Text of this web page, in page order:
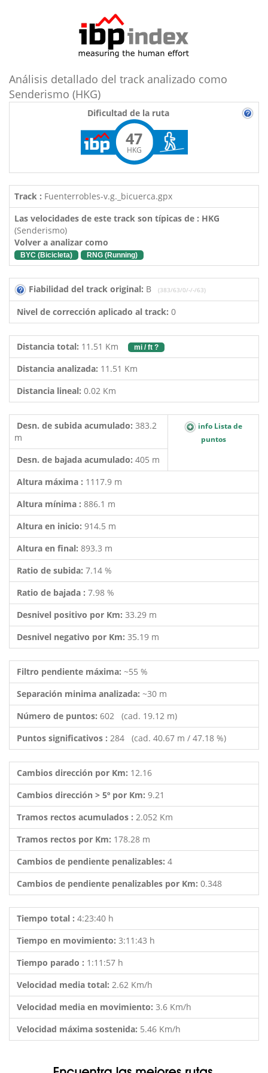
Análisis detallado del track analizado como
Senderismo (HKG)
Dificultad de la ruta
47
HKG
Track : Fuenterrobles-v.g._bicuerca.gpx
Las velocidades de este track son típicas de : HKG
(Senderismo)
Volver a analizar como
BYC (Bicicleta) RNG (Running)
Fiabilidad del track original: B (383/63/0/-/-/63)
Nivel de corrección aplicado al track: 0
Distancia total: 11.51 Km mi / ft ?
Distancia analizada: 11.51 Km
Distancia lineal: 0.02 Km
Desn. de subida acumulado: 383.2
m
info Lista de
puntos
Desn. de bajada acumulado: 405 m
Altura máxima : 1117.9 m
Altura mínima : 886.1 m
Altura en inicio: 914.5 m
Altura en final: 893.3 m
Ratio de subida: 7.14 %
Ratio de bajada : 7.98 %
Desnivel positivo por Km: 33.29 m
Desnivel negativo por Km: 35.19 m
Filtro pendiente máxima: ~55 %
Separación minima analizada: ~30 m
Número de puntos: 602 (cad. 19.12 m)
Puntos significativos : 284 (cad. 40.67 m / 47.18 %)
Cambios dirección por Km: 12.16
Cambios dirección > 5º por Km: 9.21
Tramos rectos acumulados : 2.052 Km
Tramos rectos por Km: 178.28 m
Cambios de pendiente penalizables: 4
Cambios de pendiente penalizables por Km: 0.348
Tiempo total : 4:23:40 h
Tiempo en movimiento: 3:11:43 h
Tiempo parado : 1:11:57 h
Velocidad media total: 2.62 Km/h
Velocidad media en movimiento: 3.6 Km/h
Velocidad máxima sostenida: 5.46 Km/h